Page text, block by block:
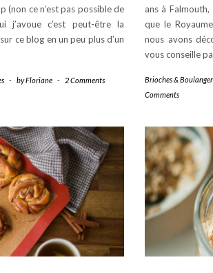
(non ce n’est pas possible de
j’avoue c’est peut-être la
ce blog en un peu plus d’un
- byFloriane - 2 Comments
ans à Falmouth,
que le
nous avons
vous conseille
Brioches &
Comments